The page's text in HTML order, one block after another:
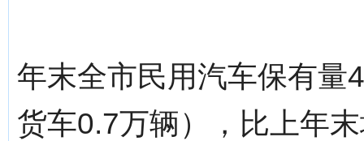
年末全市民用汽车保有量
货车0.7万辆），比上年